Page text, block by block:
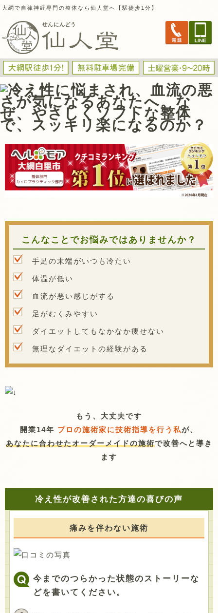
大網で自律神経専門の整体なら仙人堂へ【駅徒歩1分】
こんなことでお悩みではありませんか？
手足の末端がいつも冷たい
体温が低い
血流が悪い感じがする
足がむくみやすい
ダイエットしてもなかなか痩せない
無理なダイエットの経験がある
もう、大丈夫です
開業14年 プロの施術家に技術指導を行う私が、
あなたに合わせたオーダーメイドの施術で改善へと導き
ます
冷え性が改善された方達の喜びの声
痛みを伴わない施術
今までのつらかった状態のストーリーな
どを書いてください。